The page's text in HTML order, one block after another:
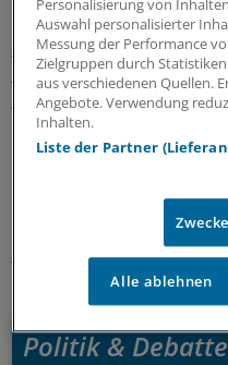
Um den wachsenden
hat die Krebshilfe
Krebsgesellschaft 2014
Sterbebegleitung /
Ihr Newsletter zum
Politik & Debatte
Personalisierung von
Auswahl personalisierter
Messung der Performance
Zielgruppen durch
aus verschiedenen Quellen.
Angebote. Verwendung
Inhalten.
Liste der Partner
Alle ablehnen